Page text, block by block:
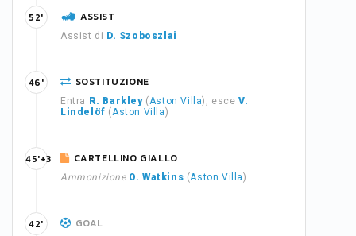
ASSIST
Assist di D. Szoboszlai
52'
SOSTITUZIONE
Entra R. Barkley(Aston Villa), esceV.
Lindelöf (Aston Villa)
46'
CARTELLINO GIALLO
Ammonizione O. Watkins (Aston Villa)
45'+3
GOAL
42'